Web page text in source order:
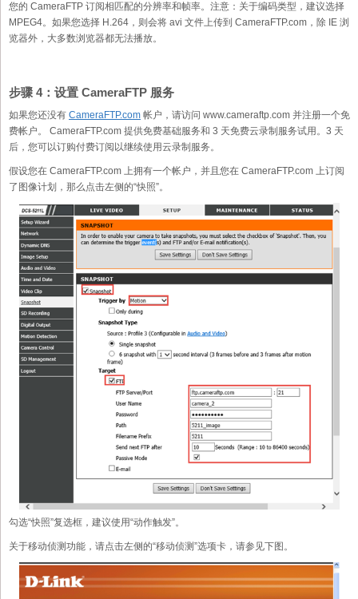
您的 CameraFTP 订阅相匹配的分辨率和帧率。注意：关于编码类型，建议选择
MPEG4。如果您选择 H.264，则会将 avi 文件上传到 CameraFTP.com，除 IE 浏
览器外，大多数浏览器都无法播放。
步骤 4：设置 CameraFTP 服务
如果您还没有 CameraFTP.com 帐户，请访问 www.cameraftp.com 并注册一个免
费帐户。 CameraFTP.com 提供免费基础服务和 3 天免费云录制服务试用。3 天
后，您可以订购付费订阅以继续使用云录制服务。
假设您在 CameraFTP.com 上拥有一个帐户，并且您在 CameraFTP.com 上订阅
了图像计划，那么点击左侧的“快照”。
勾选“快照”复选框，建议使用“动作触发”。
关于移动侦测功能，请点击左侧的“移动侦测”选项卡，请参见下图。